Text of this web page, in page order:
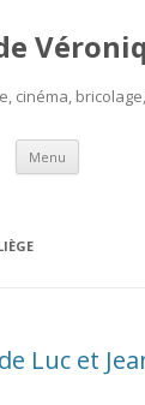
cinéma,
Menu Aller
contenu
Luc et